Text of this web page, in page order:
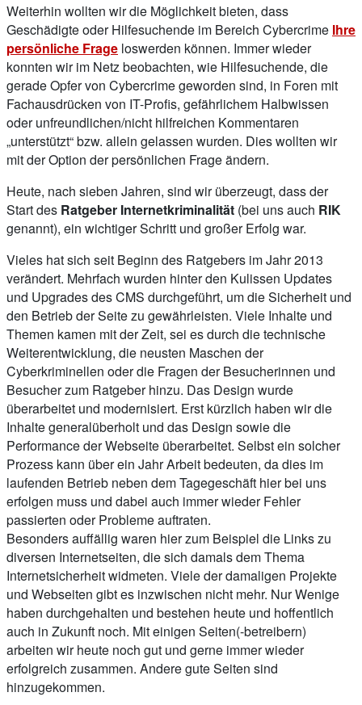
Weiterhin wollten wir die Möglichkeit bieten, dass
Geschädigte oder Hilfesuchende im Bereich Cybercrime Ihre
persönliche Frage loswerden können. Immer wieder
konnten wir im Netz beobachten, wie Hilfesuchende, die
gerade Opfer von Cybercrime geworden sind, in Foren mit
Fachausdrücken von IT-Profis, gefährlichem Halbwissen
oder unfreundlichen/nicht hilfreichen Kommentaren
„unterstützt“ bzw. allein gelassen wurden. Dies wollten wir
mit der Option der persönlichen Frage ändern.
Heute, nach sieben Jahren, sind wir überzeugt, dass der
Start des Ratgeber Internetkriminalität (bei uns auch RIK
genannt), ein wichtiger Schritt und großer Erfolg war.
Vieles hat sich seit Beginn des Ratgebers im Jahr 2013
verändert. Mehrfach wurden hinter den Kulissen Updates
und Upgrades des CMS durchgeführt, um die Sicherheit und
den Betrieb der Seite zu gewährleisten. Viele Inhalte und
Themen kamen mit der Zeit, sei es durch die technische
Weiterentwicklung, die neusten Maschen der
Cyberkriminellen oder die Fragen der Besucherinnen und
Besucher zum Ratgeber hinzu. Das Design wurde
überarbeitet und modernisiert. Erst kürzlich haben wir die
Inhalte generalüberholt und das Design sowie die
Performance der Webseite überarbeitet. Selbst ein solcher
Prozess kann über ein Jahr Arbeit bedeuten, da dies im
laufenden Betrieb neben dem Tagegeschäft hier bei uns
erfolgen muss und dabei auch immer wieder Fehler
passierten oder Probleme auftraten.
Besonders auffällig waren hier zum Beispiel die Links zu
diversen Internetseiten, die sich damals dem Thema
Internetsicherheit widmeten. Viele der damaligen Projekte
und Webseiten gibt es inzwischen nicht mehr. Nur Wenige
haben durchgehalten und bestehen heute und hoffentlich
auch in Zukunft noch. Mit einigen Seiten(-betreibern)
arbeiten wir heute noch gut und gerne immer wieder
erfolgreich zusammen. Andere gute Seiten sind
hinzugekommen.